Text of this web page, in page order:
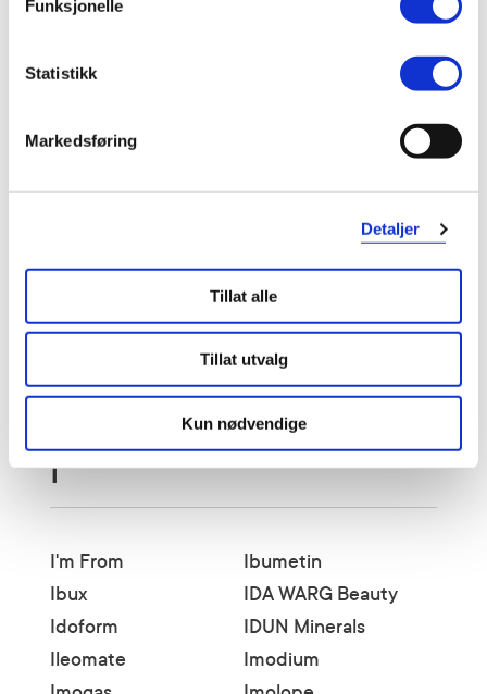
Funksjonelle
Statistikk
Markedsføring
Detaljer
Tillat alle
Tillat utvalg
Kun nødvendige
Hair Luxious
Health Nordic
Hepacyl
Hollister
House of Dohwa
Hurra
Hydrokortison Evolan Hylo
HAAR
I
I'm From
Ibumetin
Ibux
IDA WARG Beauty
Idoform
IDUN Minerals
Ileomate
Imodium